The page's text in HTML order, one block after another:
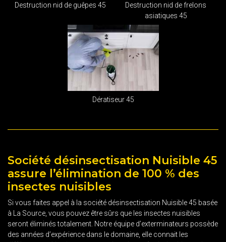
Destruction nid de guêpes 45
Destruction nid de frelons
asiatiques 45
Dératiseur 45
Société désinsectisation Nuisible 45
assure l’élimination de 100 % des
insectes nuisibles
Si vous faites appel à la société désinsectisation Nuisible 45 basée
à La Source, vous pouvez être sûrs que les insectes nuisibles
seront éliminés totalement. Notre équipe d’exterminateurs possède
des années d’expérience dans le domaine, elle connait les